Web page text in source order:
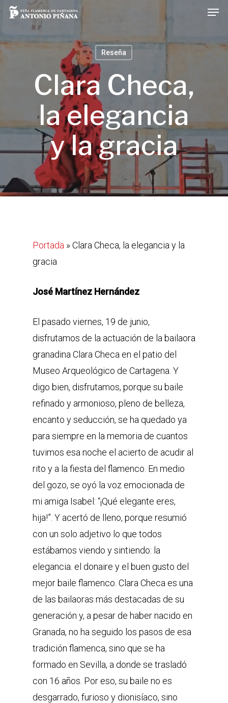
Skip
main
Reseña
Clara Checa,
la elegancia
y la gracia
Portada »Clara Checa, la elegancia y la
gracia
José Martínez Hernández
El pasado viernes, 19 de junio,
disfrutamos de la actuación de la bailaora
granadina Clara Checa en el patio del
Museo Arqueológico de Cartagena. Y
digo bien, disfrutamos, porque su baile
refinado y armonioso, pleno de belleza,
encanto y seducción, se ha quedado ya
para siempre en la memoria de cuantos
tuvimos esa noche el acierto de acudir al
rito y a la fiesta del flamenco. En medio
del gozo, se oyó la voz emocionada de
mi amiga Isabel: “¡Qué elegante eres,
hija!”. Y acertó de lleno, porque resumió
con un solo adjetivo lo que todos
estábamos viendo y sintiendo: la
elegancia. el donaire y el buen gusto del
mejor baile flamenco. Clara Checa es una
de las bailaoras más destacadas de su
generación y, a pesar de haber nacido en
Granada, no ha seguido los pasos de esa
tradición flamenca, sino que se ha
formado en Sevilla, a donde se trasladó
con 16 años. Por eso, su baile no es
desgarrado, furioso y dionisíaco, sino